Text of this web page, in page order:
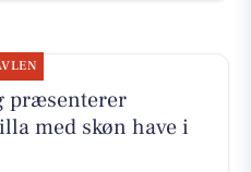
præsenterer
med skøn have i